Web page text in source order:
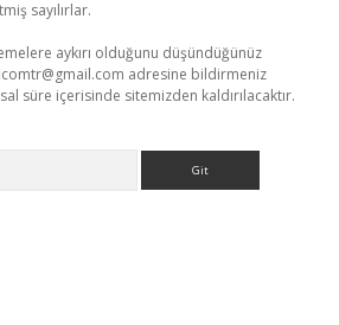
sayılırlar.
aykırı olduğunu düşündüğünüz
adresine bildirmeniz
süre içerisinde sitemizden kaldırılacaktır.